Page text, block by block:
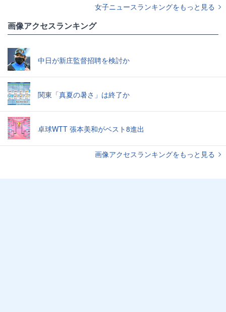
女子ニュースランキングをもっと見る
画像アクセスランキング
中日が新庄監督招聘を検討か
関東「真夏の暑さ」は終了か
卓球WTT 張本美和がベスト8進出
画像アクセスランキングをもっと見る